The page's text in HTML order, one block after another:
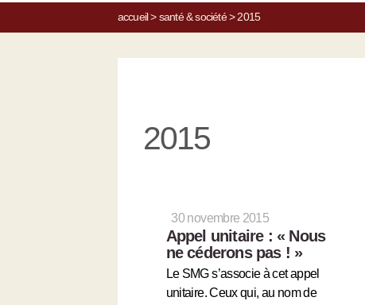
accueil> santé & société> 2015
2015
30 novembre 2015
Appel unitaire : « Nous
ne céderons pas ! »
Le SMG s’associe à cet appel
unitaire. Ceux qui, au nom de